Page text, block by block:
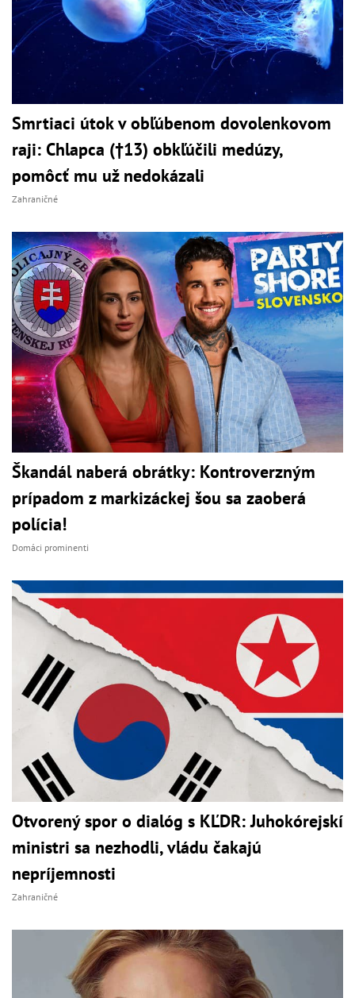
Smrtiaci útok v obľúbenom dovolenkovom
raji: Chlapca (†13) obkľúčili medúzy,
pomôcť mu už nedokázali
Zahraničné
Škandál naberá obrátky: Kontroverzným
prípadom z markizáckej šou sa zaoberá
polícia!
Domáci prominenti
Otvorený spor o dialóg s KĽDR: Juhokórejskí
ministri sa nezhodli, vládu čakajú
nepríjemnosti
Zahraničné